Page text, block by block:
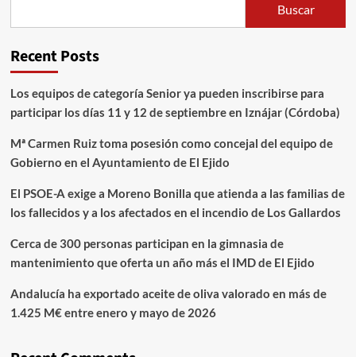
Buscar
Recent Posts
Los equipos de categoría Senior ya pueden inscribirse para
participar los días 11 y 12 de septiembre en Iznájar (Córdoba)
Mª Carmen Ruiz toma posesión como concejal del equipo de
Gobierno en el Ayuntamiento de El Ejido
El PSOE-A exige a Moreno Bonilla que atienda a las familias de
los fallecidos y a los afectados en el incendio de Los Gallardos
Cerca de 300 personas participan en la gimnasia de
mantenimiento que oferta un año más el IMD de El Ejido
Andalucía ha exportado aceite de oliva valorado en más de
1.425 M€ entre enero y mayo de 2026